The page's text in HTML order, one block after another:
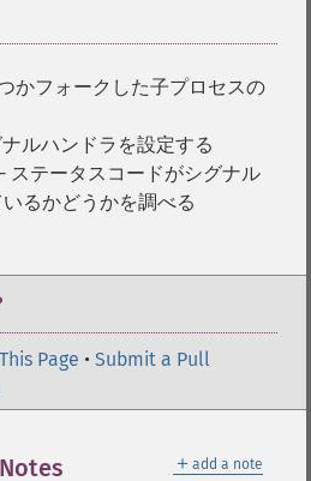
かフォークした子プロセスの
ルハンドラを設定する
- ステータスコードがシグナル
るかどうかを調べる
Page • Submit a Pull
＋ add a note